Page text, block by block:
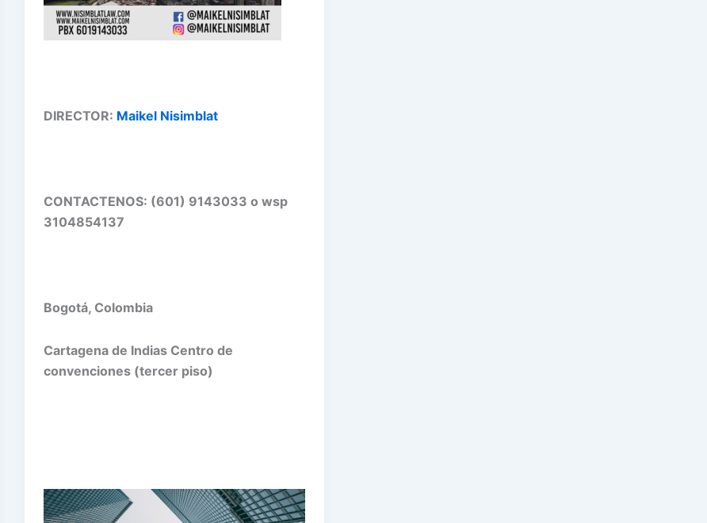
DIRECTOR: Maikel Nisimblat
CONTACTENOS: (601) 9143033 o wsp
3104854137
Bogotá, Colombia
Cartagena de Indias Centro de
convenciones (tercer piso)